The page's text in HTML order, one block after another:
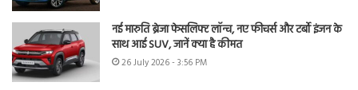
नई मारुति ब्रेजा फेसलिफ्ट लॉन्च, नए फीचर्स और टर्बो इंजन के
साथ आई SUV, जानें क्या है कीमत
26 July 2026 - 3:56 PM